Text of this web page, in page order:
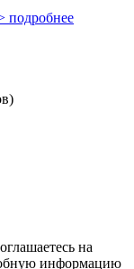
подробнее
на
информацию